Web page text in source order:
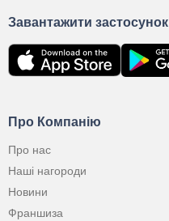
Про Компанію
Про нас
Наші нагороди
Новини
Франшиза
Завантажити застосунок